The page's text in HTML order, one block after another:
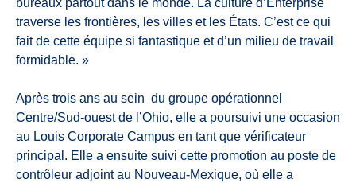
bureaux partout dans le monde. La culture d’Enterprise
traverse les frontières, les villes et les États. C’est ce qui
fait de cette équipe si fantastique et d’un milieu de travail
formidable. »
Après trois ans au sein du groupe opérationnel
Centre/Sud-ouest de l’Ohio, elle a poursuivi une occasion
au Louis Corporate Campus en tant que vérificateur
principal. Elle a ensuite suivi cette promotion au poste de
contrôleur adjoint au Nouveau-Mexique, où elle a